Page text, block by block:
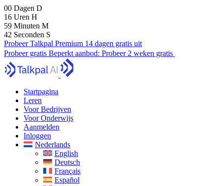
00 Dagen D
16 Uren H
59 Minuten M
41 Seconden S
Probeer Talkpal Premium 14 dagen gratis uit
Probeer gratis Beperkt aanbod: Probeer 2 weken gratis
Startpagina
Leren
Voor Bedrijven
Voor Onderwijs
Aanmelden
Inloggen
Nederlands
English
Deutsch
Français
Español